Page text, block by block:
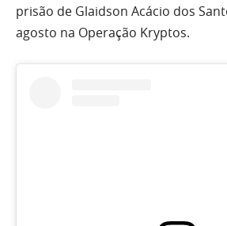
prisão de Glaidson Acácio dos
agosto na Operação Kryptos.